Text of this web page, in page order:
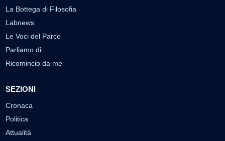
La Bottega di Filosofia
Labnews
Le Voci del Parco
Parliamo di…
Ricomincio da me
SEZIONI
Cronaca
Politica
Attualità